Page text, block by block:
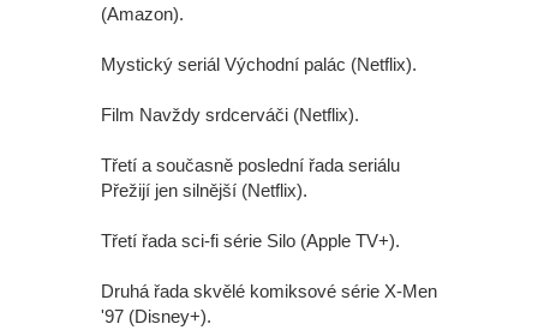
(Amazon).
Mystický seriál Východní palác (Netflix).
Film Navždy srdcerváči (Netflix).
Třetí a současně poslední řada seriálu
Přežijí jen silnější (Netflix).
Třetí řada sci-fi série Silo (Apple TV+).
Druhá řada skvělé komiksové série X-Men
'97 (Disney+).